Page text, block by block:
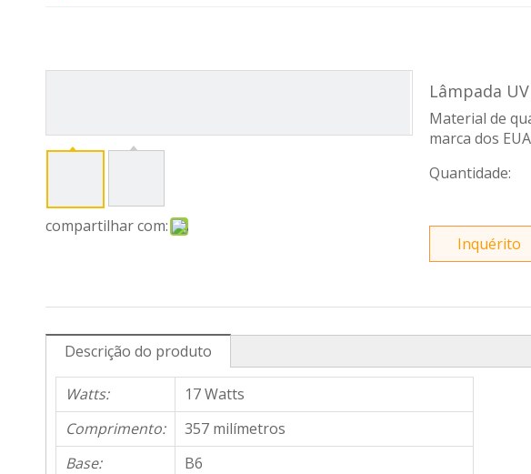
compartilhar com:
Lâmpada
Material de
marca dos EUA
Quantidade:
Inquérito
Descrição do produto
Watts:
17 Watts
Comprimento:
357 milímetros
Base:
B6